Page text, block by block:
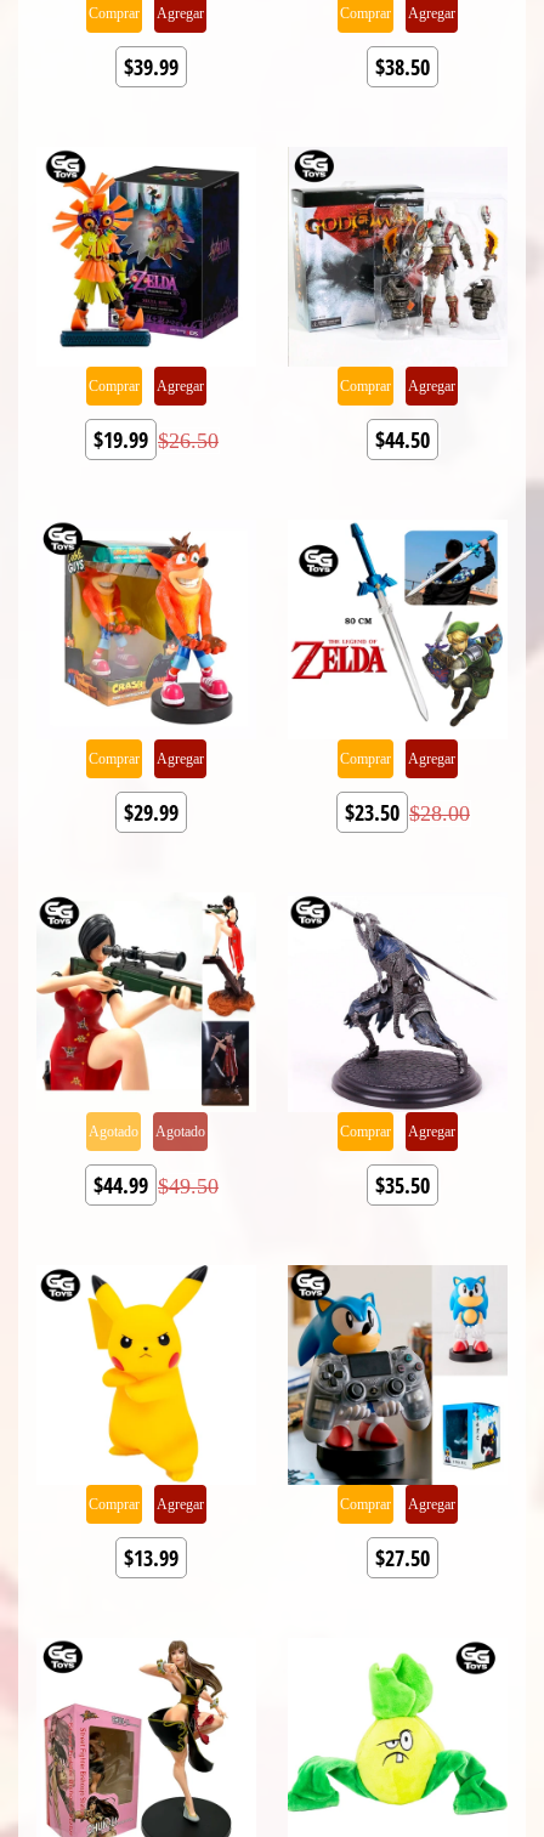
Comprar Agregar
$39.99
Comprar Agregar
$38.50
Comprar Agregar
$19.99 $26.50
Comprar Agregar
$44.50
Comprar Agregar
$29.99
Comprar Agregar
$23.50 $28.00
Agotado Agotado
$44.99 $49.50
Comprar Agregar
$35.50
Comprar Agregar
$13.99
Comprar Agregar
$27.50